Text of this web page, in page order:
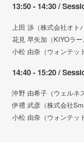
13:50 - 14:30 /
上田 渉（株式会社オト
花見 早矢加（KIYOラー
小松 由奈（ウォンテッ
14:40 - 15:20 /
沖野 由希子（ウェルネ
伊禮 武彦（株式会社
小松 由奈（ウォンテッ